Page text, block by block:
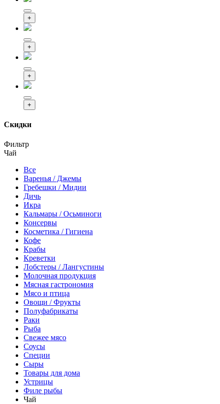
+
+
+
+
Скидки
Фильтр
Чай
Все
Варенья / Джемы
Гребешки / Мидии
Дичь
Икра
Кальмары / Осьминоги
Консервы
Косметика / Гигиена
Кофе
Крабы
Креветки
Лобстеры / Лангустины
Молочная продукция
Мясная гастрономия
Мясо и птица
Овощи / Фрукты
Полуфабрикаты
Раки
Рыба
Свежее мясо
Соусы
Специи
Сыры
Товары для дома
Устрицы
Филе рыбы
Чай